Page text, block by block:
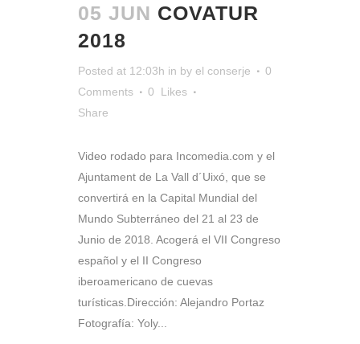
05 JUN COVATUR
2018
Posted at 12:03h in by el conserje
0
Comments
0
Likes
Share
Video rodado para Incomedia.com y el
Ajuntament de La Vall d´Uixó, que se
convertirá en la Capital Mundial del
Mundo Subterráneo del 21 al 23 de
Junio de 2018. Acogerá el VII Congreso
español y el II Congreso
iberoamericano de cuevas
turísticas.Dirección: Alejandro Portaz
Fotografía: Yoly...